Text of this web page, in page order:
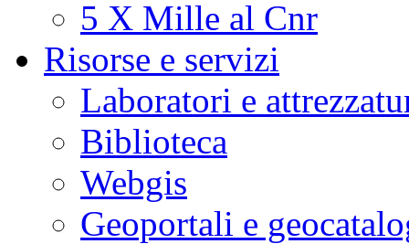
5 X Mille al Cnr
Risorse e servizi
Laboratori e
Biblioteca
Webgis
Geoportali e